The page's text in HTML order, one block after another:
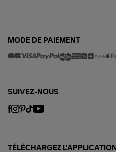
MODE DE PAIEMENT
SUIVEZ-NOUS
TÉLÉCHARGEZ L'APPLICATION